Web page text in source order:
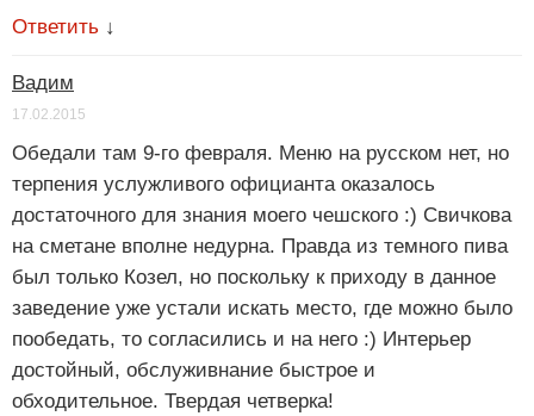
Ответить ↓
Вадим
17.02.2015
Обедали там 9-го февраля. Меню на русском нет, но
терпения услужливого официанта оказалось
достаточного для знания моего чешского :) Свичкова
на сметане вполне недурна. Правда из темного пива
был только Козел, но поскольку к приходу в данное
заведение уже устали искать место, где можно было
пообедать, то согласились и на него :) Интерьер
достойный, обслуживнание быстрое и
обходительное. Твердая четверка!